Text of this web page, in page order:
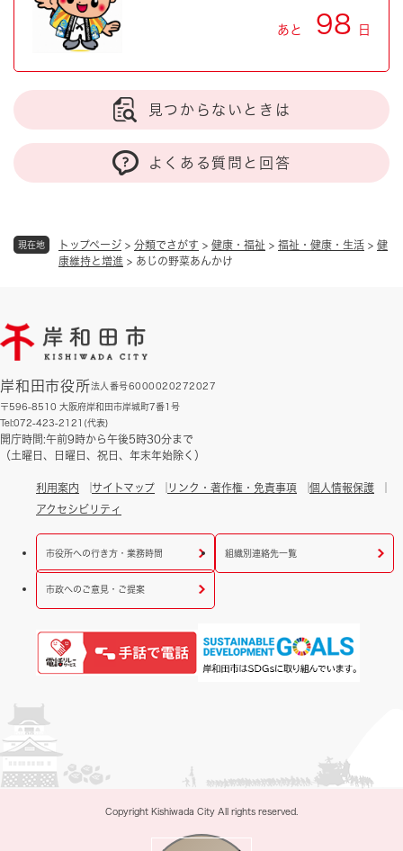
現在地 トップページ > 分類でさがす > 健康・福祉 > 福祉・健康・生活 > 健
康維持と増進 > あじの野菜あんかけ
あと 98 日
見つからないときは
よくある質問と回答
岸和田市役所法人番号6000020272027
〒596-8510 大阪府岸和田市岸城町7番1号
Tel:072-423-2121(代表)
開庁時間:午前9時から午後5時30分まで
（土曜日、日曜日、祝日、年末年始除く）
利用案内 サイトマップ リンク・著作権・免責事項
個人情報保護
アクセシビリティ
市役所への行き方・業務時間 組織別連絡先一覧
市政へのご意見・ご提案
Copyright Kishiwada City All rights reserved.